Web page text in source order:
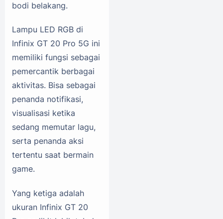
bodi belakang.
Lampu LED RGB di
Infinix GT 20 Pro 5G ini
memiliki fungsi sebagai
pemercantik berbagai
aktivitas. Bisa sebagai
penanda notifikasi,
visualisasi ketika
sedang memutar lagu,
serta penanda aksi
tertentu saat bermain
game.
Yang ketiga adalah
ukuran Infinix GT 20